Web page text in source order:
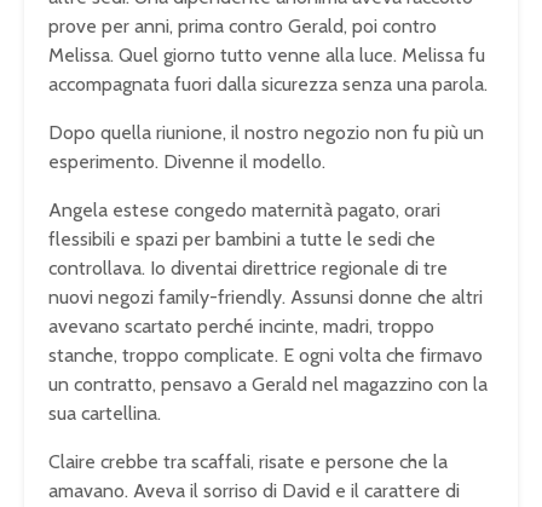
prove per anni, prima contro Gerald, poi contro
Melissa. Quel giorno tutto venne alla luce. Melissa fu
accompagnata fuori dalla sicurezza senza una parola.
Dopo quella riunione, il nostro negozio non fu più un
esperimento. Divenne il modello.
Angela estese congedo maternità pagato, orari
flessibili e spazi per bambini a tutte le sedi che
controllava. Io diventai direttrice regionale di tre
nuovi negozi family-friendly. Assunsi donne che altri
avevano scartato perché incinte, madri, troppo
stanche, troppo complicate. E ogni volta che firmavo
un contratto, pensavo a Gerald nel magazzino con la
sua cartellina.
Claire crebbe tra scaffali, risate e persone che la
amavano. Aveva il sorriso di David e il carattere di